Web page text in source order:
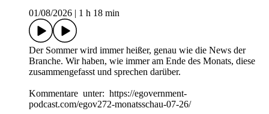
01/08/2026
1 h 18 min
Der Sommer wird immer heißer, genau wie die News der
Branche. Wir haben, wie immer am Ende des Monats, diese
zusammengefasst und sprechen darüber.
Kommentare unter: https://egovernment-
podcast.com/egov272-monatsschau-07-26/